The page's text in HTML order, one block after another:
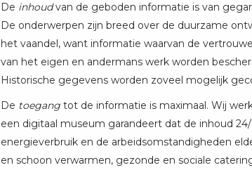
De inhoudvan de geboden informatie is van
De onderwerpen zijn breed over de duurzame
het vaandel, want informatie waarvan de
van het eigen en andermans werk worden
Historische gegevens worden zoveel mogelijk
De toegang tot de informatie is maximaal. Wij
een digitaal museum garandeert dat de inhoud
energieverbruik en de arbeidsomstandigheden
en schoon verwarmen, gezonde en sociale